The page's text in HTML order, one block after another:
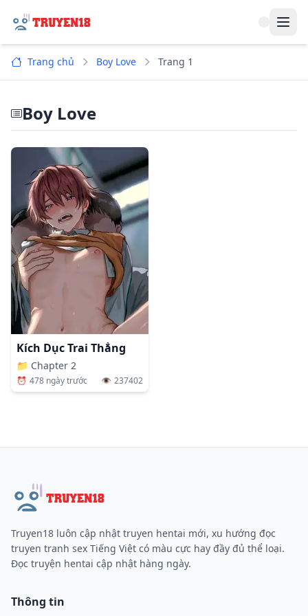
Trang chủ Boy Love Trang 1
Boy Love
Kích Dục Trai Thẳng
📁 Chapter 2
⏰ 478 ngày trước 👁️ 237402
Truyen18 luôn cập nhật truyen hentai mới, xu hướng đọc
truyen tranh sex Tiếng Việt có màu cực hay đầy đủ thể loại.
Đọc truyện hentai cập nhật hàng ngày.
Thông tin